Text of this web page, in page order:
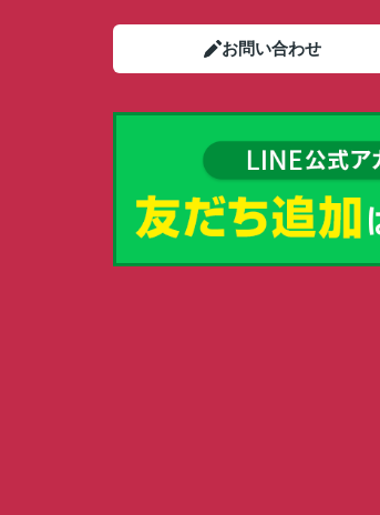
お問い合わせ